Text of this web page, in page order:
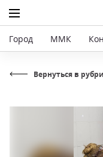
Город ММК
Вернуться в